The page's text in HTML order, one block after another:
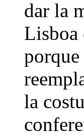
dar la
Lisboa
la